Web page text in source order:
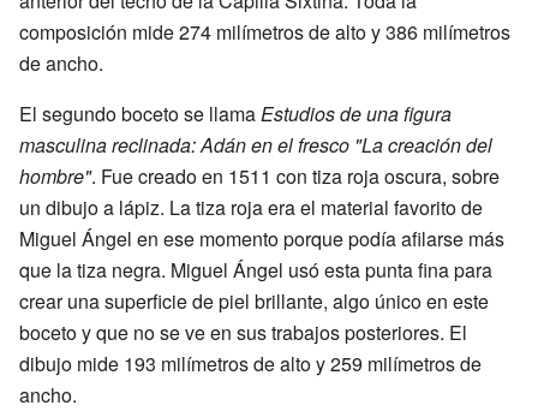
composición mide 274 milímetros de alto y 386 milímetros
de ancho.
El segundo boceto se llamaEstudios de una figura
masculina reclinada: Adán en el fresco "La creación del
hombre". Fue creado en 1511 con tiza roja oscura, sobre
un dibujo a lápiz. La tiza roja era el material favorito de
Miguel Ángel en ese momento porque podía afilarse más
que la tiza negra. Miguel Ángel usó esta punta fina para
crear una superficie de piel brillante, algo único en este
boceto y que no se ve en sus trabajos posteriores. El
dibujo mide 193 milímetros de alto y 259 milímetros de
ancho.